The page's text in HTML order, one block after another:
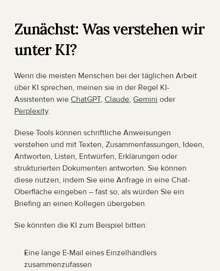
Zunächst: Was verstehen wir
unter KI?
Wenn die meisten Menschen bei der täglichen Arbeit
über KI sprechen, meinen sie in der Regel KI-
Assistenten wie ChatGPT, Claude, Gemini
Perplexity.
Diese Tools können schriftliche Anweisungen
verstehen und mit Texten, Zusammenfassungen, Ideen,
Antworten, Listen, Entwürfen, Erklärungen oder
strukturierten Dokumenten antworten. Sie können
diese nutzen, indem Sie eine Anfrage in eine Chat-
Oberfläche eingeben – fast so, als würden Sie ein
Briefing an einen Kollegen übergeben.
Sie könnten die KI zum Beispiel bitten:
Eine lange E-Mail eines Einzelhändlers
zusammenzufassen